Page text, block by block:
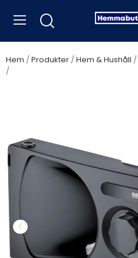
Hem Produkter Hem & Hushåll